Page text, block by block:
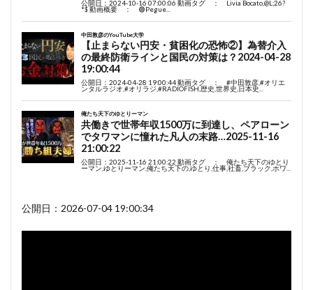
公開日：2026-07-04 19:00:34